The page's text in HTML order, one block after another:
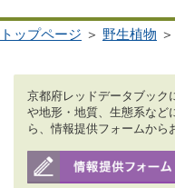
トップページ ＞ 野生植物 ＞
京都府レッドデータブック
や地形・地質、生態系など
ら、情報提供フォームから